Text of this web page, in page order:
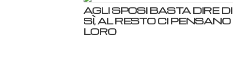
AGLI SPOSI BASTA DIRE DI
SÌ, AL RESTO CI PENSANO
LORO